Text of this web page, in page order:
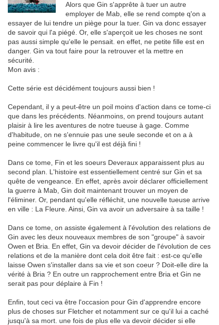
Alors que Gin s'apprête à tuer un autre
employer de Mab, elle se rend compte q'on a
essayer de lui tendre un piège pour la tuer. Gin va donc essayer
de savoir qui l'a piégé. Or, elle s'aperçoit ue les choses ne sont
pas aussi simple qu'elle le pensait. en effet, ne petite fille est en
danger. Gin va tout faire pour la retrouver et la mettre en
sécurité.
Mon avis :
Cette série est décidément toujours aussi bien !
Cependant, il y a peut-être un poil moins d'action dans ce tome-ci
que dans les précédents. Néanmoins, on prend toujours autant
plaisir à lire les aventures de notre tueuse à gage. Comme
d'habitude, on ne s'ennuie pas une seule seconde et on a à
peine commencer le livre qu'il est déjà fini !
Dans ce tome, Fin et les soeurs Deveraux apparaissent plus au
second plan. L'histoire est essentiellement centré sur Gin et sa
quête de vengeance. En effet, après avoir déclarer officiellement
la guerre à Mab, Gin doit maintenant trouver un moyen de
l'éliminer. Or, pendant qu'elle réfléchit, une nouvelle tueuse arrive
en ville : La Fleure. Ainsi, Gin va avoir un adversaire à sa taille !
Dans ce tome, on assiste également à l'évolution des relations de
Gin avec les deux nouveaux membres de son "groupe" à savoir
Owen et Bria. En effet, Gin va devoir décider de l'évolution de ces
relations et de la manière dont cela doit être fait : est-ce qu'elle
laisse Owen s'installer dans sa vie et son coeur ? Doit-elle dire la
vérité à Bria ? En outre un rapprochement entre Bria et Gin ne
serait pas pour déplaire à Fin !
Enfin, tout ceci va être l'occasion pour Gin d'apprendre encore
plus de choses sur Fletcher et notamment sur ce qu'il lui a caché
jusqu'à sa mort. une fois de plus elle va devoir décider si elle